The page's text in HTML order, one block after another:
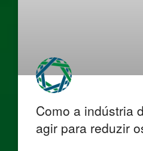
Como a indústria
agir para reduzir